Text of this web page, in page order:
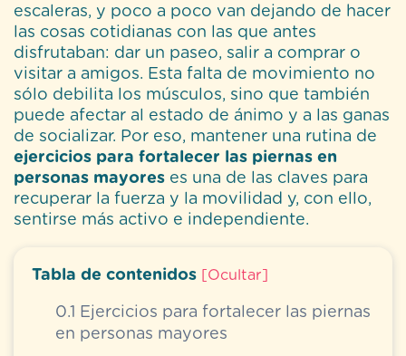
escaleras, y poco a poco van dejando de hacer
las cosas cotidianas con las que antes
disfrutaban: dar un paseo, salir a comprar o
visitar a amigos. Esta falta de movimiento no
sólo debilita los músculos, sino que también
puede afectar al estado de ánimo y a las ganas
de socializar. Por eso, mantener una rutina de
ejercicios para fortalecer las piernas en
personas mayores es una de las claves para
recuperar la fuerza y la movilidad y, con ello,
sentirse más activo e independiente.
Tabla de contenidos Ocultar
0.1 Ejercicios para fortalecer las piernas
en personas mayores